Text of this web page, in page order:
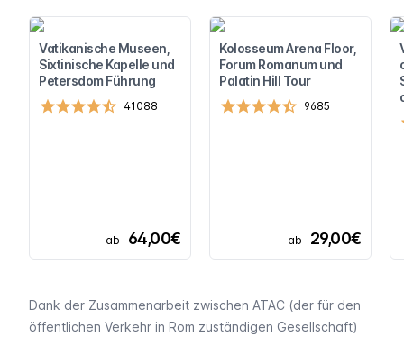
Vatikanische Museen,
Sixtinische Kapelle und
Petersdom Führung
41088
ab 64,00€
Kolosseum Arena Floor,
Forum Romanum und
Palatin Hill Tour
9685
ab 29,00€
Dank der Zusammenarbeit zwischen ATAC (der für den
öffentlichen Verkehr in Rom zuständigen Gesellschaft)